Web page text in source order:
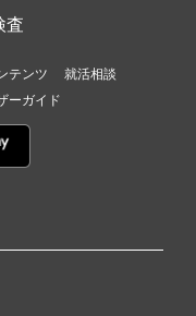
査
テンツ
就活相談
ーガイド